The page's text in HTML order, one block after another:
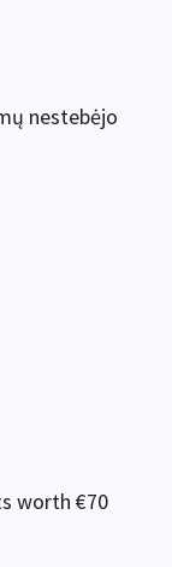
nestebėjo
worth €70